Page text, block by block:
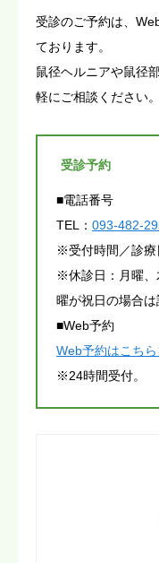
受診のご予約は、
ております。
鼠径ヘルニアや鼠径
軽にご相談ください。
受診予約
■電話番号
TEL： 093-482-
※受付時間／診
※休診日：月曜、
曜が祝日の場合は
■Web予約
Web予約はこちら
※24時間受付。